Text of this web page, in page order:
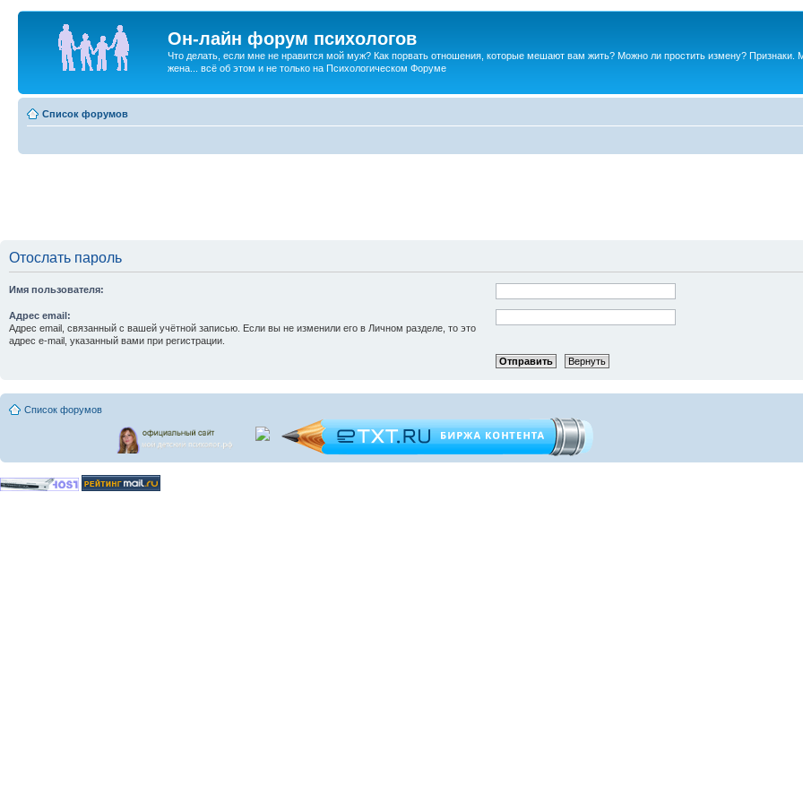
Он-лайн форум психологов
Что делать, если мне не нравится мой муж? Как порвать отношения, которые мешают вам жить? Можно ли простить измену? Признаки.
жена... всё об этом и не только на Психологическом Форуме
Список форумов
Отослать пароль
Имя пользователя:
Адрес email:
Адрес email, связанный с вашей учётной записью. Если вы не изменили его в Личном разделе, то это
адрес e-mail, указанный вами при регистрации.
Список форумов